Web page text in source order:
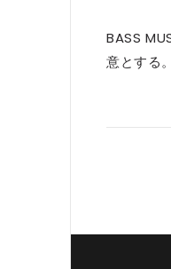
BASS
意とする。